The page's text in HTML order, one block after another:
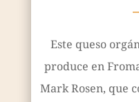
Este queso
produce en
Mark Rosen, que